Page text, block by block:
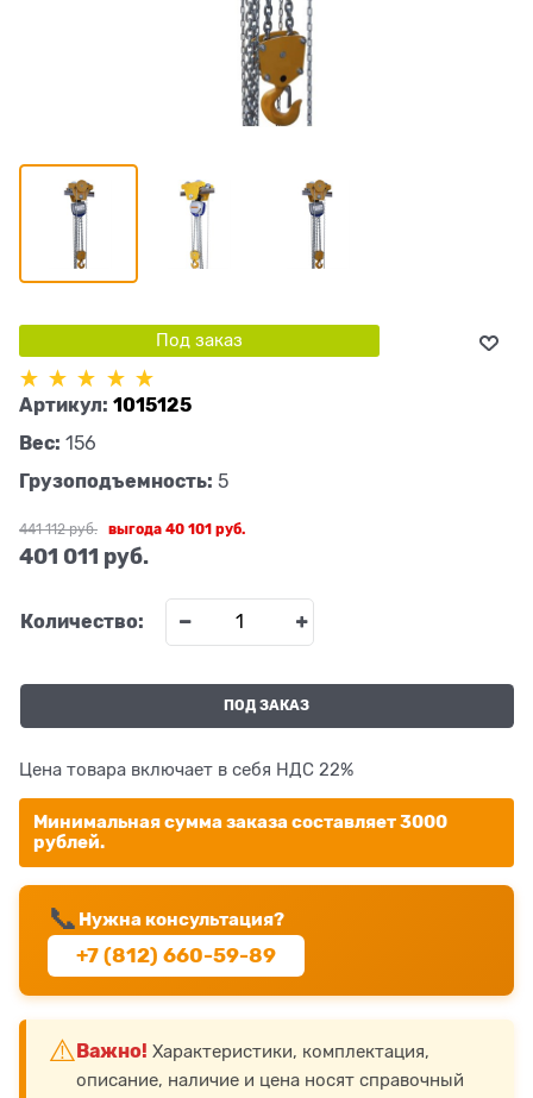
Под заказ
Артикул: 1015125
Вес: 156
Грузоподъемность: 5
441 112 руб.
401 011 руб.
выгода40 101 руб.
Количество:
ПОД ЗАКАЗ
Цена товара включает в себя НДС 22%
Минимальная сумма заказа составляет 3000
рублей.
📞 Нужна консультация?
+7 (812) 660-59-89
⚠️ Важно! Характеристики, комплектация,
описание, наличие и цена носят справочный